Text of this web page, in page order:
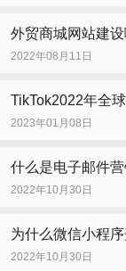
外贸商城网站建
2022年08月11日
TikTok2022年全
2023年01月08日
什么是电子邮件营
2022年10月30日
为什么微信小程
2022年10月30日